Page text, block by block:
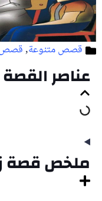
قصص متنوعة,قصص
عناصر
ملخص قصة